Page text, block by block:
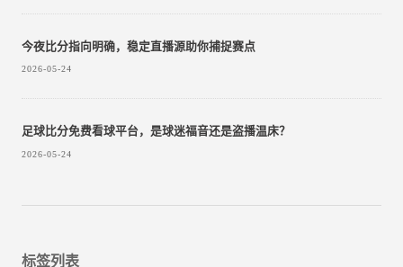
今夜比分指向明确，稳定直播源助你捕捉赛点
2026-05-24
足球比分免费看球平台，是球迷福音还是盗播温床？
2026-05-24
标签列表